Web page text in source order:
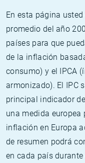
En esta página
promedio del año
países para que
de la inflación
consumo) y el IPCA
armonizado). El IPC
principal indicador
una medida
inflación en Europa
de resumen podrá
en cada país